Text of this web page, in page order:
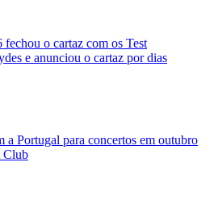
o cartaz com os Test
e anunciou o cartaz por dias
a Portugal para concertos em outubro
Club